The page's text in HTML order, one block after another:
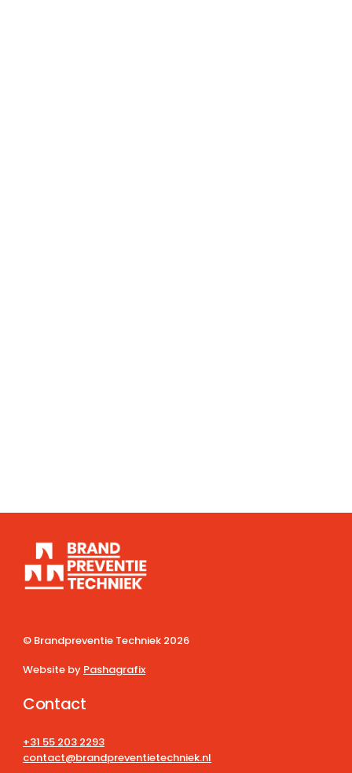
© Brandpreventie Techniek 2026
Website by Pashagrafix
Contact
+31 55 203 2293
contact@brandpreventietechniek.nl